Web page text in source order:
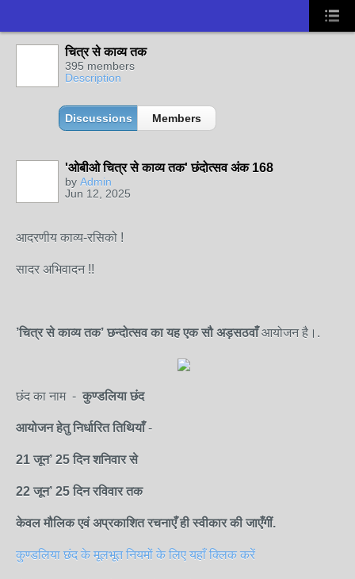
चित्र से काव्य तक
395 members
Description
Discussions Members
'ओबीओ चित्र से काव्य तक' छंदोत्सव अंक 168
by Admin
Jun 12, 2025
आदरणीय काव्य-रसिको !
सादर अभिवादन !!
’चित्र से काव्य तक’ छन्दोत्सवका यह एकसौ अड़सठवाँआयोजन है।.
छंद का नाम - कुण्डलिया छंद
आयोजन हेतु निर्धारित तिथियाँ-
21 जून’ 25 दिन शनिवार से
22 जून’ 25 दिन रविवार तक
केवल मौलिक एवं अप्रकाशित रचनाएँ ही स्वीकार की जाएँगीं.
कुण्डलिया छंद के मूलभूत नियमों के लिए यहाँ क्लिक करें